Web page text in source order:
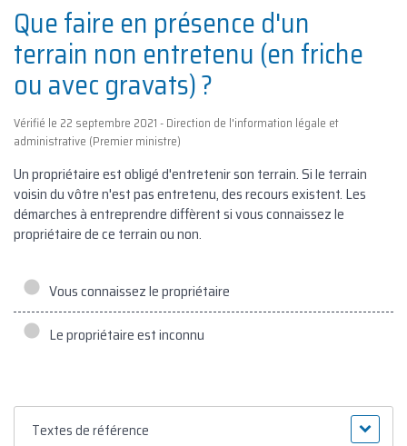
Que faire en présence d'un
terrain non entretenu (en friche
ou avec gravats) ?
Vérifié le 22 septembre 2021 - Direction de l'information légale et
administrative (Premier ministre)
Un propriétaire est obligé d'entretenir son terrain. Si le terrain
voisin du vôtre n'est pas entretenu, des recours existent. Les
démarches à entreprendre diffèrent si vous connaissez le
propriétaire de ce terrain ou non.
Vous connaissez le propriétaire
Le propriétaire est inconnu
Textes de référence